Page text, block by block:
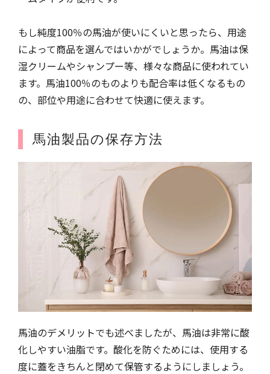
もし純度100％の馬油が使いにくいと思ったら、用途
によって商品を選んではいかがでしょうか。馬油は保
湿クリームやシャンプー等、様々な商品に使われてい
ます。馬油100％のものよりも配合率は低くなるもの
の、部位や用途に合わせて快適に使えます。
馬油製品の保存方法
馬油のデメリットでも述べましたが、馬油は非常に酸
化しやすい油脂です。酸化を防ぐためには、使用する
度に蓋をきちんと閉めて保管するようにしましょう。